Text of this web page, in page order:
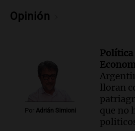
enriquecer su formación
La Universidad
colaboración con la
la educación y parques
Audio.El papamóvil de
revive con la visita de
Opinión
Por Adrián Simioni
Política
lloran
que no